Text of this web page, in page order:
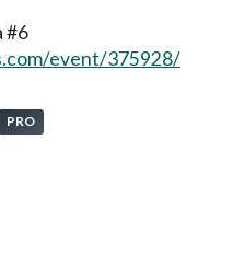
#6
event/375928/
PRO